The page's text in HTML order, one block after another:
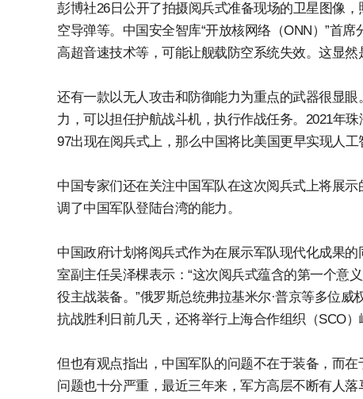
彭博社26日公开了拍摄阅兵式准备现场的卫星图像
空导弹等。中国安全智库“开放核网络（ONN）”首
高超音速技术等，可能让舰载防空系统失效。这显
还有一款以无人攻击和防御能力为重点的武器很显
力，可以担任护航战斗机，执行作战任务。2021年
97出现在阅兵式上，那么中国将比美国更早实现人工
中国专家们还在关注中国军队在这次阅兵式上将展
调了中国军队登陆台湾的能力。
中国政府计划将阅兵式作为在展示军队现代化成果
室副主任吴泽棵表示：“这次阅兵式蕴含的第一个意
役主战装备。”俄罗斯总统弗拉基米尔·普京等多位
抗战胜利日前几天，还将举行上海合作组织（SCO
但也有观点指出，中国军队的问题不在于装备，而
问题也十分严重，最近三年来，军方高层不断有人